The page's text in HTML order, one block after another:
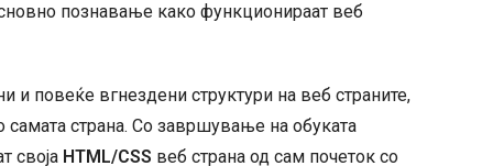
познавање како функционираат веб
и повеќе вгнездени структури на веб страните,
самата страна. Со завршување на обуката
своја HTML/CSS веб страна од сам почеток со